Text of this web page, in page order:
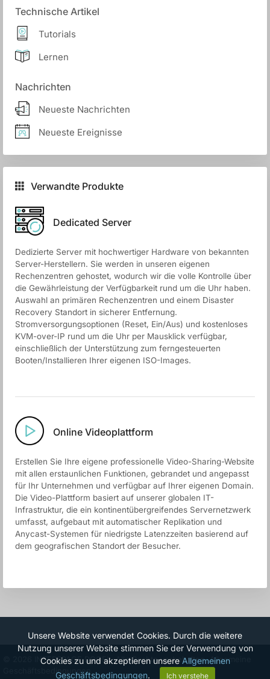
Technische Artikel
Tutorials
Lernen
Nachrichten
Neueste Nachrichten
Neueste Ereignisse
Verwandte Produkte
Dedicated Server
Dedizierte Server mit hochwertiger Hardware von bekannten
Server-Herstellern. Sie werden in unseren eigenen
Rechenzentren gehostet, wodurch wir die volle Kontrolle über
die Gewährleistung der Verfügbarkeit rund um die Uhr haben.
Auswahl an primären Rechenzentren und einem Disaster
Recovery Standort in sicherer Entfernung.
Stromversorgungsoptionen (Reset, Ein/Aus) und kostenloses
KVM-over-IP rund um die Uhr per Mausklick verfügbar,
einschließlich der Unterstützung zum ferngesteuerten
Booten/Installieren Ihrer eigenen ISO-Images.
Online Videoplattform
Erstellen Sie Ihre eigene professionelle Video-Sharing-Website
mit allen erstaunlichen Funktionen, gebrandet und angepasst
für Ihr Unternehmen und verfügbar auf Ihrer eigenen Domain.
Die Video-Plattform basiert auf unserer globalen IT-
Infrastruktur, die ein kontinentübergreifendes Servernetzwerk
umfasst, aufgebaut mit automatischer Replikation und
Anycast-Systemen für niedrigste Latenzzeiten basierend auf
dem geografischen Standort der Besucher.
Unsere Website verwendet Cookies. Durch die weitere
Nutzung unserer Website stimmen Sie der Verwendung von
Cookies zu und akzeptieren unsere Allgemeinen
Geschäftsbedingungen. Ich verstehe
© 2026 INTERSPACE DOOEL. Alle Rechte vorbehalten.Allgemeine
Geschäftsbedingungen.